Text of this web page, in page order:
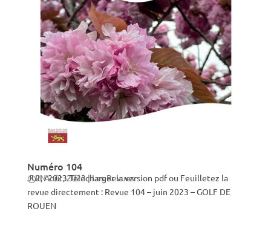
Numéro 104
2, Août, 2023|Les Revues
JUIN 2023 Télécharger la version pdf ou Feuilletez la
revue directement : Revue 104 – juin 2023 – GOLF DE
ROUEN